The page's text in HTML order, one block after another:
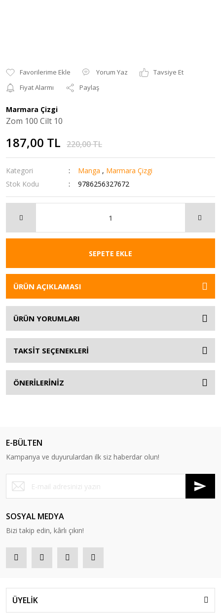
Yorum Yaz
Tavsiye Et
Fiyat Alarmı
Paylaş
Marmara Çizgi
Zom 100 Cilt 10
187,00 TL 220,00 TL
Kategori Manga , Marmara Çizgi
Stok Kodu
9786256327672
SEPETE EKLE
ÜRÜN AÇIKLAMASI
ÜRÜN YORUMLARI
TAKSİT SEÇENEKLERİ
ÖNERİLERİNİZ
E-BÜLTEN
Kampanya ve duyurulardan ilk siz haberdar olun!
SOSYAL MEDYA
Bizi takip edin, kârlı çıkın!
ÜYELİK